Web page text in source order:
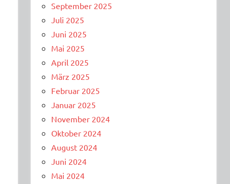
September 2025
Juli 2025
Juni 2025
Mai 2025
April 2025
März 2025
Februar 2025
Januar 2025
November 2024
Oktober 2024
August 2024
Juni 2024
Mai 2024